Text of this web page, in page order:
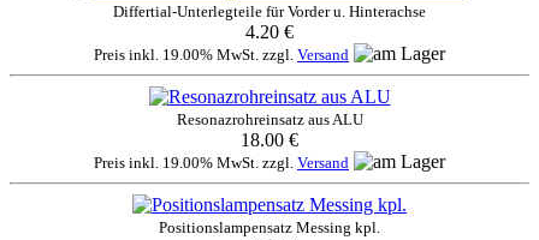
Differtial-Unterlegteile für Vorder u. Hinterachse
4.20 €
Preis inkl. 19.00% MwSt. zzgl. Versand
Resonazrohreinsatz aus ALU
18.00 €
Preis inkl. 19.00% MwSt. zzgl. Versand
Positionslampensatz Messing kpl.